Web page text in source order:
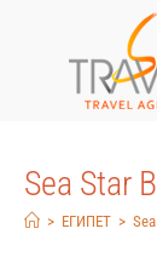
Sea Star
> ЕГИПЕТ >